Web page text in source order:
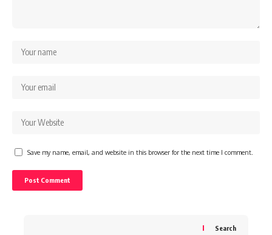
Save my name, email, and website in this browser for the next time I comment.
Search